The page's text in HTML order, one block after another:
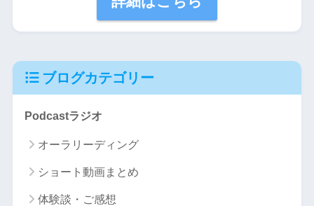
ブログカテゴリー
Podcastラジオ
オーラリーディング
ショート動画まとめ
体験談・ご感想